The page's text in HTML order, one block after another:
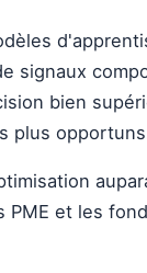
signaux
bien
plus
PME et les